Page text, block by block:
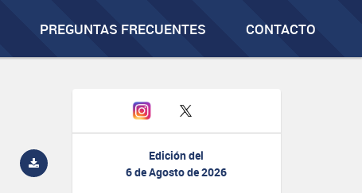
PREGUNTAS FRECUENTES CONTACTO
Edición del
6 de Agosto de 2026